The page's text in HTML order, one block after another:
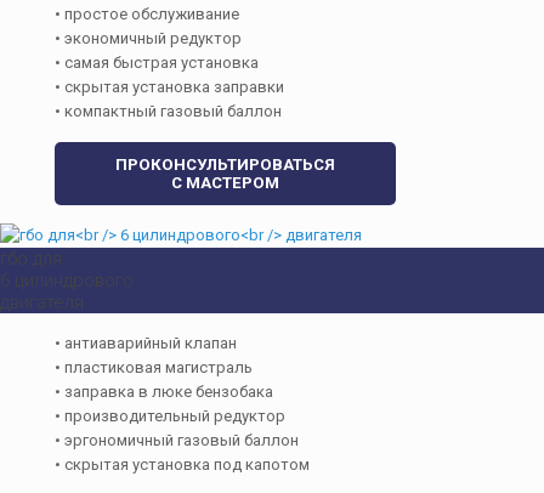
• простое обслуживание
• экономичный редуктор
• самая быстрая установка
• скрытая установка заправки
• компактный газовый баллон
ПРОКОНСУЛЬТИРОВАТЬСЯ
С МАСТЕРОМ
гбо для
6 цилиндрового
двигателя
• антиаварийный клапан
• пластиковая магистраль
• заправка в люке бензобака
• производительный редуктор
• эргономичный газовый баллон
• скрытая установка под капотом